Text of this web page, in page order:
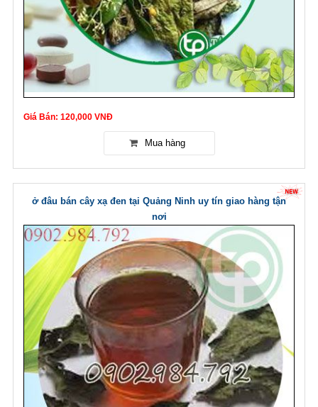
Giá Bán: 120,000 VNĐ
ở đâu bán cây xạ đen tại Quảng Ninh uy tín giao hàng tận
nơi